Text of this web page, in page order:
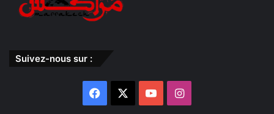
Suivez-nous sur :
Facebook YouTubeInstagram